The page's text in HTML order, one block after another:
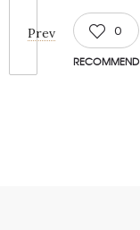
Prev 0
RECOMMEND